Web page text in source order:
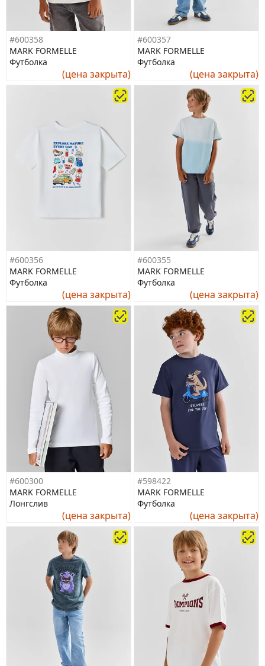
#600358
MARK FORMELLE
Футболка
(цена закрыта)
#600357
MARK FORMELLE
Футболка
(цена закрыта)
#600356
MARK FORMELLE
Футболка
(цена закрыта)
#600355
MARK FORMELLE
Футболка
(цена закрыта)
#600300
MARK FORMELLE
Лонгслив
(цена закрыта)
#598422
MARK FORMELLE
Футболка
(цена закрыта)